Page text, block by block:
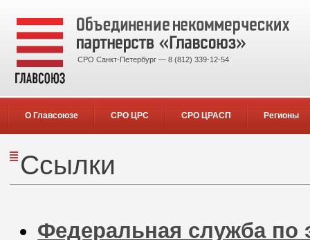
СРО Санкт-Петербург — 8 (812) 339-12-54
О Главсоюзе СРО ЦРС СРО ЦРАСП Регионы
Cсылки
Федеральная служба по